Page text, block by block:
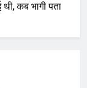
कब भागी पता